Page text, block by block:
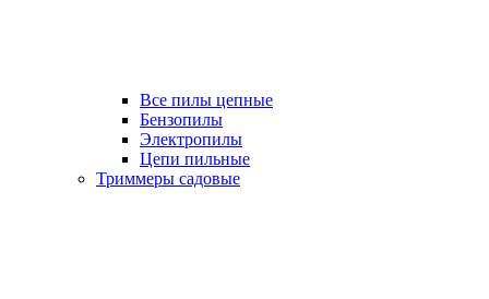
Все пилы цепные
Бензопилы
Электропилы
Цепи пильные
Триммеры садовые